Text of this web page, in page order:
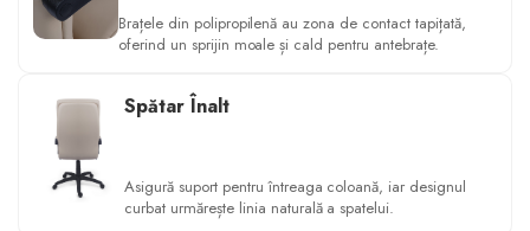
Brațele din polipropilenă au zona de contact tapițată,
oferind un sprijin moale și cald pentru antebrațe.
Spătar Înalt
Asigură suport pentru întreaga coloană, iar designul
curbat urmărește linia naturală a spatelui.